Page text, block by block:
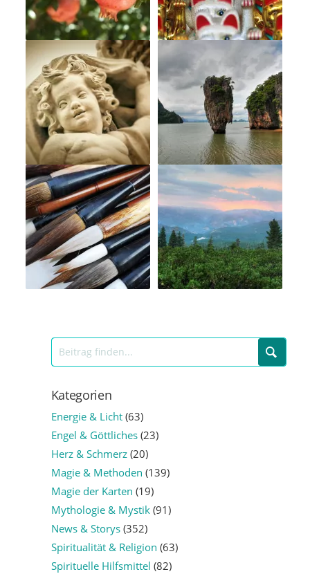
Kategorien
Energie & Licht(63)
Engel & Göttliches(23)
Herz & Schmerz(20)
Magie & Methoden (139)
Magie der Karten (19)
Mythologie & Mystik(91)
News & Storys(352)
Spiritualität & Religion (63)
Spirituelle Hilfsmittel (82)